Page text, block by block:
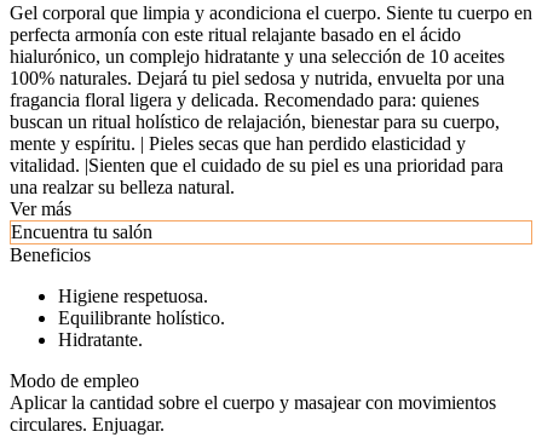
Gel corporal que limpia y acondiciona el cuerpo. Siente tu cuerpo en
perfecta armonía con este ritual relajante basado en el ácido
hialurónico, un complejo hidratante y una selección de 10 aceites
100% naturales. Dejará tu piel sedosa y nutrida, envuelta por una
fragancia floral ligera y delicada. Recomendado para: quienes
buscan un ritual holístico de relajación, bienestar para su cuerpo,
mente y espíritu. | Pieles secas que han perdido elasticidad y
vitalidad. |Sienten que el cuidado de su piel es una prioridad para
una realzar su belleza natural.
Ver más
Encuentra tu salón
Beneficios
Higiene respetuosa.
Equilibrante holístico.
Hidratante.
Modo de empleo
Aplicar la cantidad sobre el cuerpo y masajear con movimientos
circulares. Enjuagar.